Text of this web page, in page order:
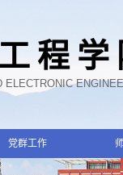
程
ELECTRONIC
党群工作